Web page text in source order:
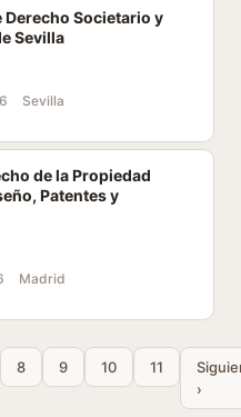
Societario y
Sevilla
Sevilla
de la Propiedad
Patentes y
Madrid
8 9 10 11
›